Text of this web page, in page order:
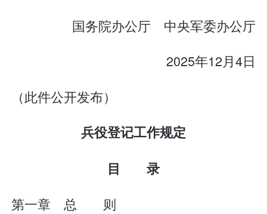
国务院办公厅 中央军委办公厅
2025年12月4日
（此件公开发布）
兵役登记工作规定
目 录
第一章 总 则